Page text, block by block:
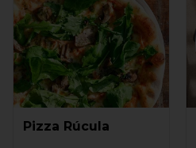
Pizza Rúcula